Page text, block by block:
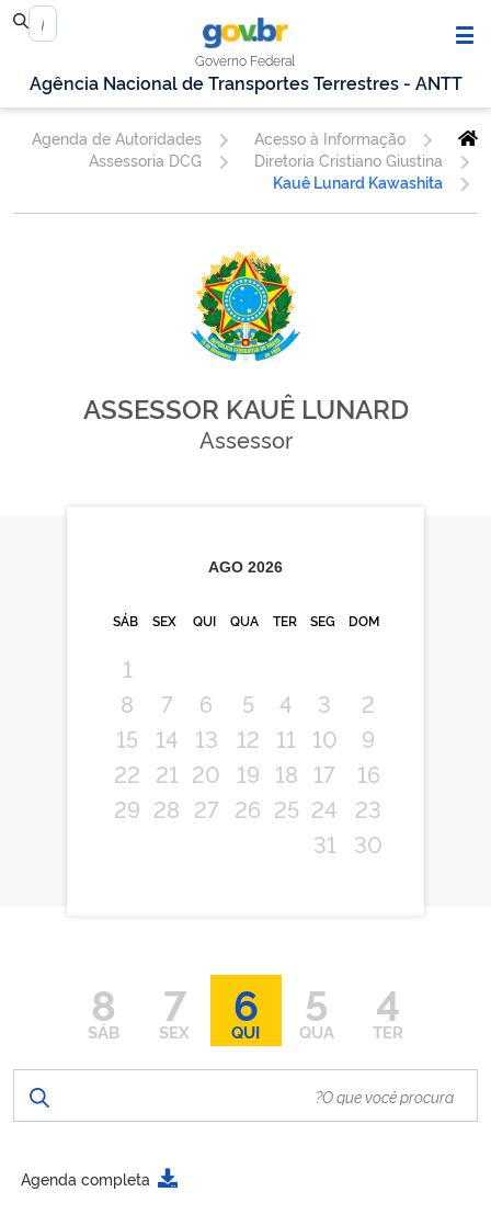
Governo Federal
Agência Nacional de Transportes Terrestres - ANTT
Acesso à Informação
Agenda de Autoridades
Diretoria Cristiano Giustina
Assessoria DCG
Kauê Lunard Kawashita
ASSESSOR KAUÊ LUNARD
Assessor
AGO 2026
DOM
SEG
TER
QUA
QUI
SEX
SÁB
1
2
3
4
5
6
7
8
9
10
11
12
13
14
15
16
17
18
19
20
21
22
23
24
25
26
27
28
29
30
31
4
TER
5
QUA
6
QUI
7
SEX
8
SÁB
Agenda completa